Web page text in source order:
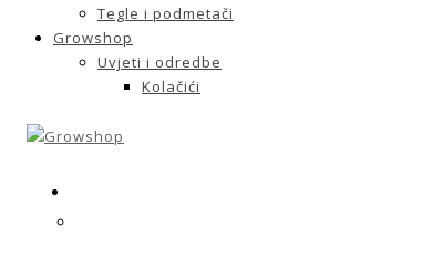
Tegle i podmetači
Growshop
Uvjeti i odredbe
Kolačići